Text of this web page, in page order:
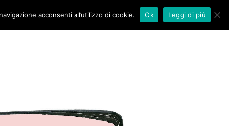
acconsenti all’utilizzo di cookie. Ok Leggi di più